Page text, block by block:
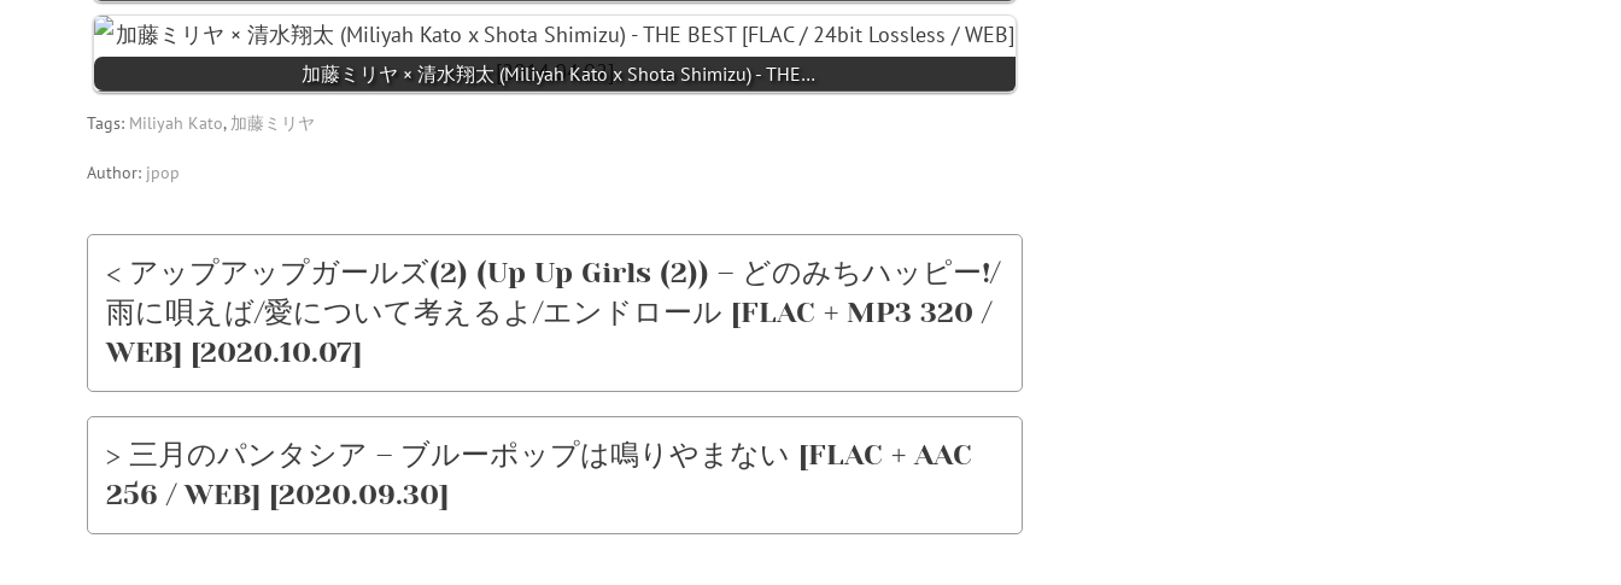
加藤ミリヤ × 清水翔太 (Miliyah Kato x Shota Shimizu) - THE…
Tags: Miliyah Kato, 加藤ミリヤ
Author: jpop
< アップアップガールズ(2) (Up Up Girls (2)) – どのみちハッピー!/
雨に唄えば/愛について考えるよ/エンドロール [FLAC + MP3 320 /
WEB] [2020.10.07]
> 三月のパンタシア – ブルーポップは鳴りやまない [FLAC + AAC
256 / WEB] [2020.09.30]